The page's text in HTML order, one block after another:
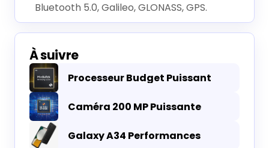
Bluetooth 5.0, Galileo, GLONASS, GPS.
À suivre
Processeur Budget Puissant
Caméra 200 MP Puissante
Galaxy A34 Performances